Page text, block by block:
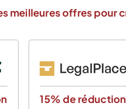
meilleures offres pour
15% de réduction